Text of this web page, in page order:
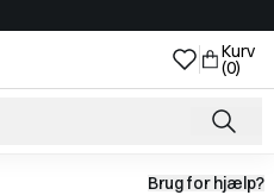
Kurv
(0)
Brug for hjælp?